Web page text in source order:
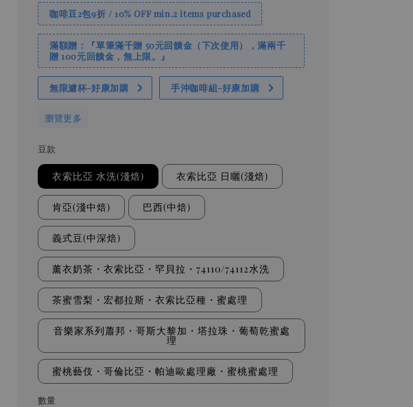
咖啡豆2包9折 / 10% OFF min.2 items purchased
滿額贈：『單筆滿千贈 50元回饋金（下次使用），滿兩千
贈 100元回饋金，無上限。』
無限濾杯-好康加購 手沖咖啡組-好康加購
瀏覽更多
豆款
衣索比亞 水洗(淺焙) 衣索比亞 日曬(淺焙)
肯亞(淺中焙) 巴西(中焙)
義式豆(中深焙)
薰衣奶茶・衣索比亞・罕貝拉・74110/74112水洗
茶蜜雪梨・宏都拉斯・衣索比亞種・蜜處理
音樂家系列蕭邦・哥斯大黎加・塔拉珠・葡萄乾蜜處
理
蜜桃藝伎・哥倫比亞・帕迪歐處理廠・蜜桃蜜處理
數量